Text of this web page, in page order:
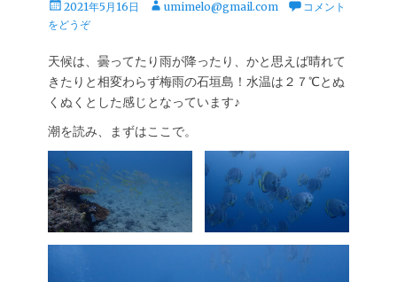
投
稿
2021年5月16日
投 umimelo@gmail.com
コメント
をどうぞ
天候は、曇ってたり雨が降ったり、かと思えば晴れて
きたりと相変わらず梅雨の石垣島！水温は２７℃とぬ
くぬくとした感じとなっています♪
潮を読み、まずはここで。